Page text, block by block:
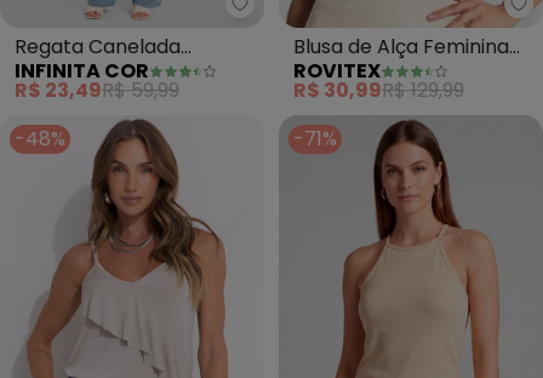
Infinita Cor - Regata Canelada
Regata Canelada
Feminina (Bege)
INFINITA COR
R$ 23,49R$ 59,99
Blusa de Alça Feminina
(Preto)
ROVITEX
R$ 30,99R$ 129,99
-48%
-71%